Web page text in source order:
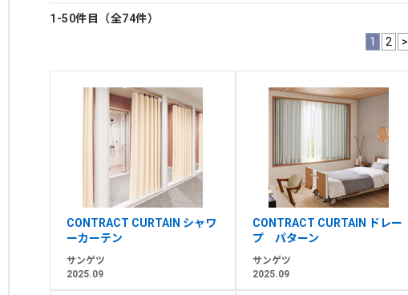
1-50件目（全74件）
1
2 >
CONTRACT CURTAIN シャワ
ーカーテン
サンゲツ
2025.09
CONTRACT CURTAIN ドレー
プ パターン
サンゲツ
2025.09